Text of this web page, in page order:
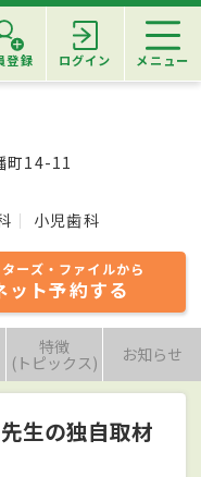
登録 ログイン メニュー
町14-11
小児歯科
ターズ・ファイルから
ット予約する
特徴
(トピックス) お知らせ
生の独自取材